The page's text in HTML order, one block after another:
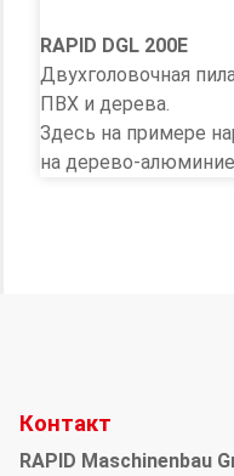
RAPID DGL 200E
Двухголовочная
ПВХ и дерева.
Здесь на примере
на дерево-
Контакт
RAPID Maschinenbau